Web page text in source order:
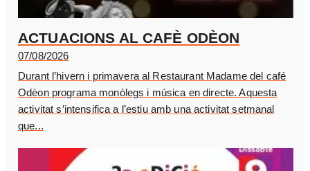
ACTUACIONS AL CAFÈ ODÈON
07/08/2026
Durant l’hivern i primavera al Restaurant Madame del café
Odèon programa monòlegs i música en directe. Aquesta
activitat s’intensifica a l’estiu amb una activitat setmanal
que...